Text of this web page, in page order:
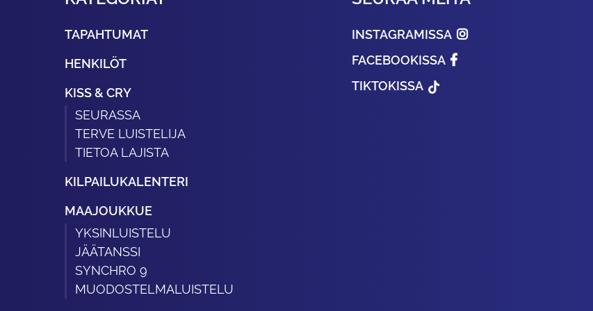
TAPAHTUMAT
HENKILÖT
KISS & CRY
SEURASSA
TERVE LUISTELIJA
TIETOA LAJISTA
KILPAILUKALENTERI
MAAJOUKKUE
YKSINLUISTELU
JÄÄTANSSI
SYNCHRO 9
MUODOSTELMALUISTELU
INSTAGRAMISSA
FACEBOOKISSA
TIKTOKISSA